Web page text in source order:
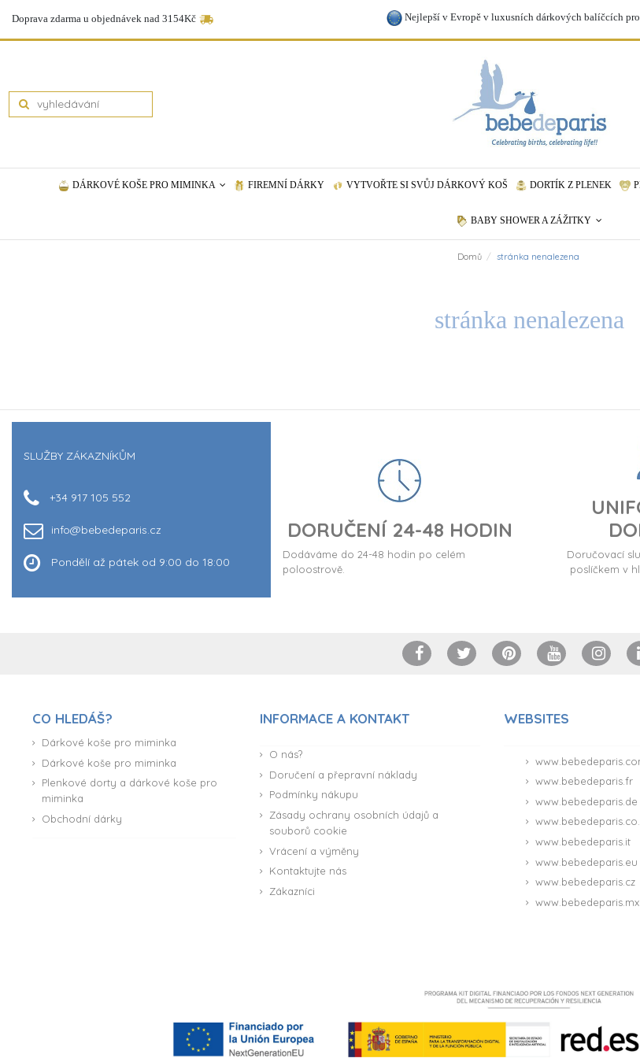
Doprava zdarma u objednávek nad 3154Kč Nejlepší v Evropě v luxusních dárkových balíčcích
DÁRKOVÉ KOŠE PRO MIMINKA FIREMNÍ DÁRKY VYTVOŘTE SI SVŮJ DÁRKOVÝ KOŠ DORTÍK Z PLENEK
BABY SHOWER A ZÁŽITKY
Domů stránka nenalezena
stránka nenalezena
SLUŽBY ZÁKAZNÍKŮM
+34 917 105 552
info@bebedeparis.cz
Pondělí až pátek od 9:00 do 18:00
DORUČENÍ 24-48 HODIN
Dodáváme do 24-48 hodin po celém
poloostrově.
Doručovací
poslíčkem v
CO HLEDÁŠ?
Dárkové koše pro miminka
Dárkové koše pro miminka
Plenkové dorty a dárkové koše pro
miminka
Obchodní dárky
INFORMACE A KONTAKT
O nás?
Doručení a přepravní náklady
Podmínky nákupu
Zásady ochrany osobních údajů a
souborů cookie
Vrácení a výměny
Kontaktujte nás
Zákazníci
WEBSITES
www.bebedeparis.fr
www.bebedeparis.de
www.bebedeparis.it
www.bebedeparis.eu
www.bebedeparis.cz
www.bebedeparis.mx